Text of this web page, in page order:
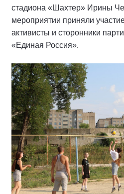
стадиона «Шахтер» Ирины
мероприятии приняли
активисты и сторонники
«Единая Россия».